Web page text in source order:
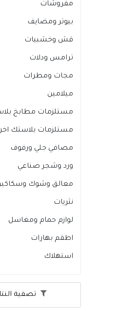
مفروشات
بيوتر ومضايف
قش وخشبيات
ترامس ودلات
مجات ومطرات
ميلامين
مستلزمات مطابخ
مستلزمات بلاستك
مصافي جلي ورفوف
ورد وشجر صناعي
معالق وشوك
نثريات
لوازم حمام ومغاسل
اطقم بهارات
استهلاك
تصفية